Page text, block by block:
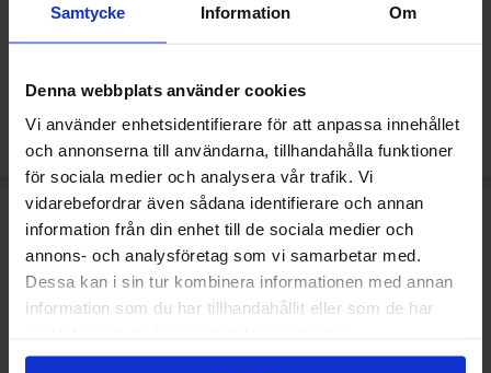
Samtycke Information Om
Denna webbplats använder cookies
Vi använder enhetsidentifierare för att anpassa innehållet
och annonserna till användarna, tillhandahålla funktioner
för sociala medier och analysera vår trafik. Vi
vidarebefordrar även sådana identifierare och annan
information från din enhet till de sociala medier och
annons- och analysföretag som vi samarbetar med.
Dessa kan i sin tur kombinera informationen med annan
information som du har tillhandahållit eller som de har
DulcePlus Mini Sour
Watermelon Slices 1kg
Logga in för att handla Logga in för att handla